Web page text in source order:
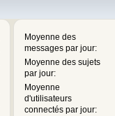
Moyenne des
messages par jour:
Moyenne des sujets
par jour:
Moyenne
d'utilisateurs
connectés par jour: